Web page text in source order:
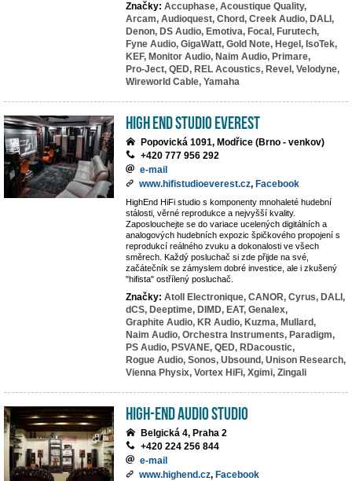
Značky: Accuphase, Acoustique Quality,
Arcam, Audioquest, Chord, Creek Audio, DALI,
Denon, DS Audio, Emotiva, Focal, Furutech,
Fyne Audio, GigaWatt, Gold Note, Hegel, IsoTek,
KEF, Monitor Audio, Naim Audio, Primare,
Pro-Ject, QED, REL Acoustics, Revel, Velodyne,
Wireworld Cable, Yamaha
High End Studio EVEREST
Popovická 1091, Modřice (Brno - venkov)
+420 777 956 292
e-mail
www.hifistudioeverest.cz, Facebook
HighEnd HiFi studio s komponenty mnohaleté hudební
stálosti, věrné reprodukce a nejvyšší kvality.
Zaposlouchejte se do variace ucelených digitálních a
analogových hudebních expozic špičkového propojení s
reprodukcí reálného zvuku a dokonalosti ve všech
směrech. Každý posluchač si zde přijde na své,
začátečník se zámyslem dobré investice, ale i zkušený
"hifista" ostřílený posluchač.
Značky: Atoll Electronique, CANOR, Cyrus, DALI,
dCS, Deeptime, DIMD, EAT, Genalex,
Graphite Audio, KR Audio, Kuzma, Mullard,
Naim Audio, Orchestra Instruments, Paradigm,
PS Audio, PSVANE, QED, RDacoustic,
Rogue Audio, Sonos, Ubsound, Unison Research,
Vienna Physix, Vortex HiFi, Xgimi, Zingali
High-End Audio Studio
Belgická 4, Praha 2
+420 224 256 844
e-mail
www.highend.cz, Facebook